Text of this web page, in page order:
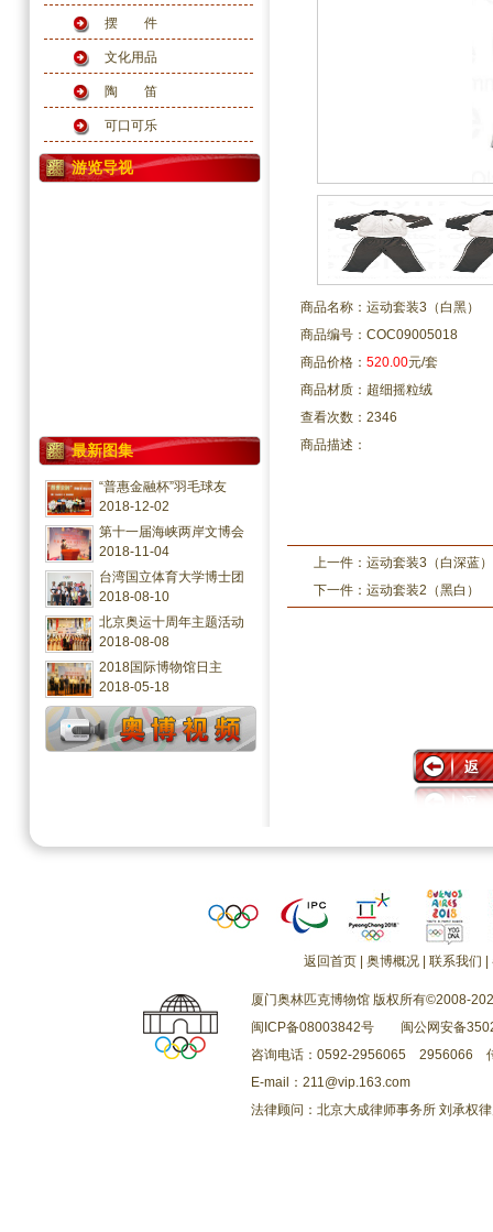
摆 件
文化用品
陶 笛
可口可乐
游览导视
最新图集
“普惠金融杯”羽毛球友
2018-12-02
第十一届海峡两岸文博会
2018-11-04
台湾国立体育大学博士团
2018-08-10
北京奥运十周年主题活动
2018-08-08
2018国际博物馆日主
2018-05-18
商品名称：运动套装3（白黑）
商品编号：COC09005018
商品价格：520.00元/套
商品材质：超细摇粒绒
查看次数：2346
商品描述：
上一件： 运动套装3（白深蓝）
下一件： 运动套装2（黑白）
返回首页 |奥博概况 |联系我们 |
厦门奥林匹克博物馆 版权所有©2008-
闽ICP备08003842号
闽公网安备
咨询电话：0592-2956065 2956066
E-mail：211@vip.163.com
法律顾问：北京大成律师事务所 刘承权